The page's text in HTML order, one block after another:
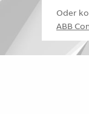
Oder
ABB